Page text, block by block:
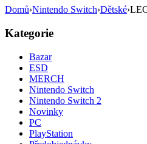
Domů›Nintendo Switch›Dětské›
Kategorie
Bazar
ESD
MERCH
Nintendo Switch
Nintendo Switch 2
Novinky
PC
PlayStation